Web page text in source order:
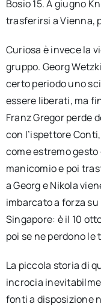
Bosio 15. A giugno
trasferirsi a Vienna,
Curiosa è invece la
gruppo. Georg
certo periodo uno
essere liberati, ma
Franz Gregor perde
con l’ispettore
come estremo
manicomio e poi
a Georg e Nikola
imbarcato a forza
Singapore: è il 10
poi se ne perdono le
La piccola storia di
incrocia
fonti a disposizione